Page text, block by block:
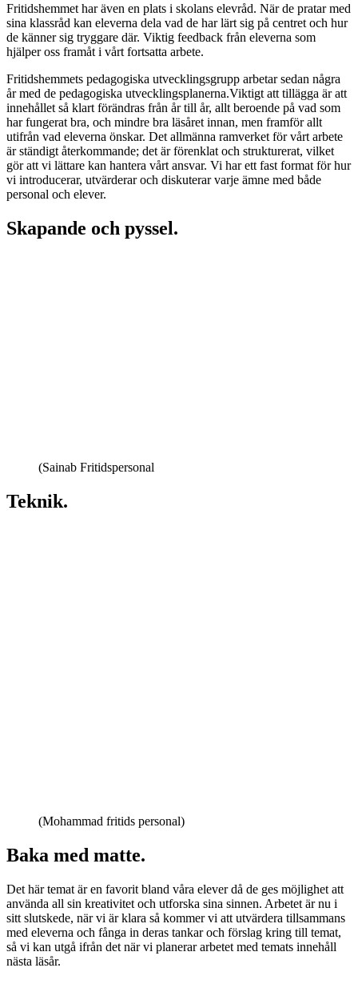
Fritidshemmet har även en plats i skolans elevråd. När de pratar med
sina klassråd kan eleverna dela vad de har lärt sig på centret och hur
de känner sig tryggare där. Viktig feedback från eleverna som
hjälper oss framåt i vårt fortsatta arbete.
Fritidshemmets pedagogiska utvecklingsgrupp arbetar sedan några
år med de pedagogiska utvecklingsplanerna.Viktigt att tillägga är att
innehållet så klart förändras från år till år, allt beroende på vad som
har fungerat bra, och mindre bra läsåret innan, men framför allt
utifrån vad eleverna önskar. Det allmänna ramverket för vårt arbete
är ständigt återkommande; det är förenklat och strukturerat, vilket
gör att vi lättare kan hantera vårt ansvar. Vi har ett fast format för hur
vi introducerar, utvärderar och diskuterar varje ämne med både
personal och elever.
Skapande och pyssel.
(Sainab Fritidspersonal
Teknik.
(Mohammad fritids personal)
Baka med matte.
Det här temat är en favorit bland våra elever då de ges möjlighet att
använda all sin kreativitet och utforska sina sinnen. Arbetet är nu i
sitt slutskede, när vi är klara så kommer vi att utvärdera tillsammans
med eleverna och fånga in deras tankar och förslag kring till temat,
så vi kan utgå ifrån det när vi planerar arbetet med temats innehåll
nästa läsår.